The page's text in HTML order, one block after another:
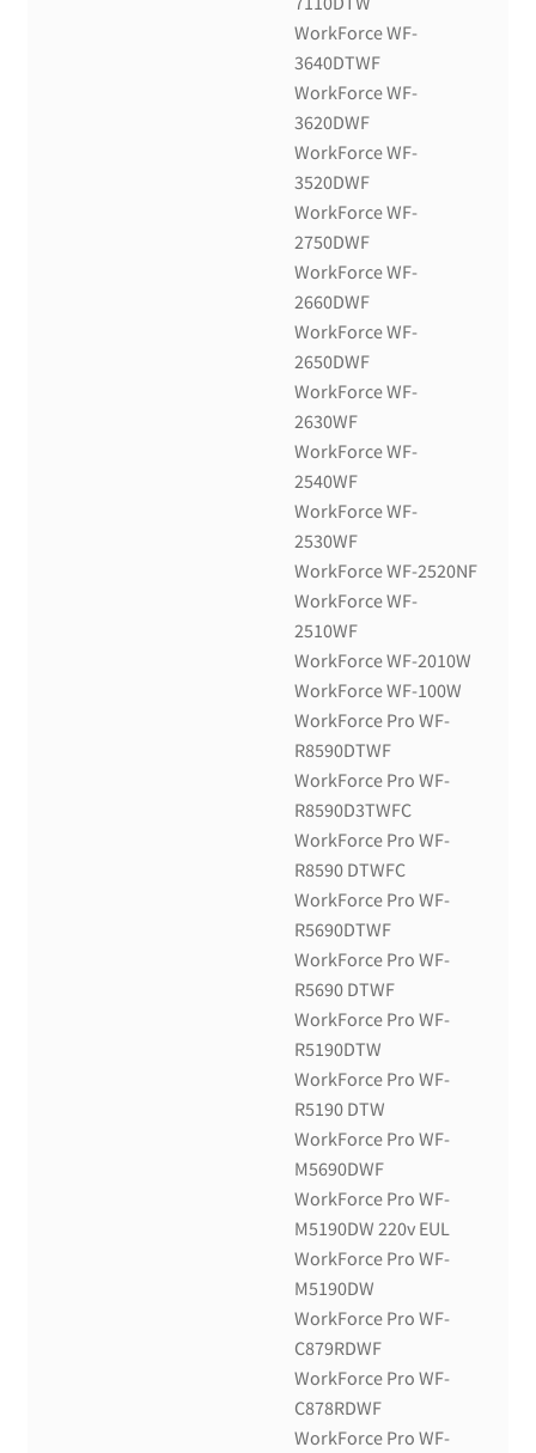
WorkForce WF-
3640DTWF
WorkForce WF-
3620DWF
WorkForce WF-
3520DWF
WorkForce WF-
2750DWF
WorkForce WF-
2660DWF
WorkForce WF-
2650DWF
WorkForce WF-
2630WF
WorkForce WF-
2540WF
WorkForce WF-
2530WF
WorkForce WF-2520NF
WorkForce WF-
2510WF
WorkForce WF-2010W
WorkForce WF-100W
WorkForce Pro WF-
R8590DTWF
WorkForce Pro WF-
R8590D3TWFC
WorkForce Pro WF-
R8590 DTWFC
WorkForce Pro WF-
R5690DTWF
WorkForce Pro WF-
R5690 DTWF
WorkForce Pro WF-
R5190DTW
WorkForce Pro WF-
R5190 DTW
WorkForce Pro WF-
M5690DWF
WorkForce Pro WF-
M5190DW 220v EUL
WorkForce Pro WF-
M5190DW
WorkForce Pro WF-
C879RDWF
WorkForce Pro WF-
C878RDWF
WorkForce Pro WF-